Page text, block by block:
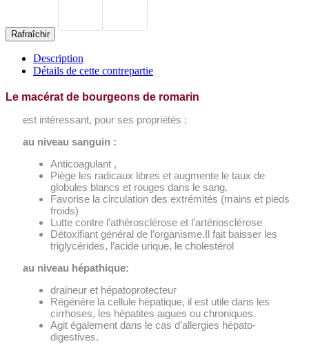
Description
Détails de cette contrepartie
Le macérat de bourgeons de romarin
est intéressant, pour ses propriétés :
au niveau sanguin :
Anticoagulant ,
Piège les radicaux libres et augmente le taux de
globules blancs et rouges dans le sang.
Favorise la circulation des extrémités (mains et pieds
froids)
Lutte contre l’athérosclérose et l’artériosclérose
Détoxifiant général de l’organisme.Il fait baisser les
triglycérides, l’acide urique, le cholestérol
au niveau hépathique:
draineur et hépatoprotecteur
Régénère la cellule hépatique, il est utile dans les
cirrhoses, les hépatites aigues ou chroniques.
Agit également dans le cas d’allergies hépato-
digestives.